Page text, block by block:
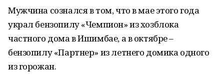
Мужчина сознался в том, что в мае этого года
украл бензопилу «Чемпион» из хозблока
частного дома в Ишимбае, а в октябре –
бензопилу «Партнер» из летнего домика одного
из горожан.